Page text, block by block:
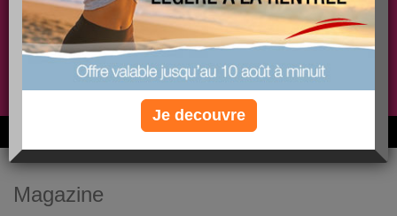
EFFICACE SANTÉ COACHING
Non, je préfère le régime gratuit
6M de personnes ont maigri et réappris à manger avec nous
Magazine
Je decouvre